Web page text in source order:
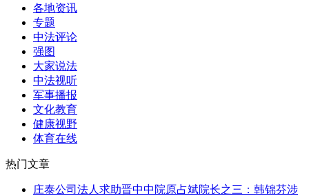
各地资讯
专题
中法评论
强图
大家说法
中法视听
军事播报
文化教育
健康视野
体育在线
热门文章
庄泰公司法人求助晋中中院原占斌院长之三：韩锦芬涉